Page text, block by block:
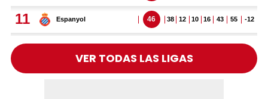
VER TODAS LAS LIGAS